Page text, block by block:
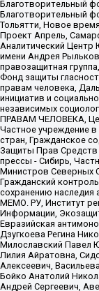
Благотворительный
Благотворительный
Тольятти, Новое
Проект Апрель,
Аналитический
имени Андрея
правозащитная
Фонд защиты
правам человека,
инициатив и
независимых
ПРАВАМ ЧЕЛОВЕКА,
Частное учреждение
стран, Гражданское
Защиты Прав Средств
прессы - Сибирь,
Министров Северных
Гражданский
сохранению наследия
МЕМО. РУ, Институт
Информации,
Евразийская
Дзугкоева Регина
Милославский Павел
Лилия Айратовна,
Алексеевич,
Бойко Анатолий
Андрей Сергеевич,